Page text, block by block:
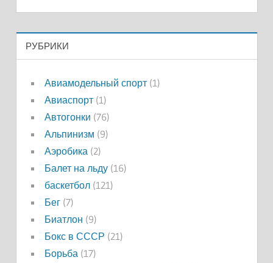
РУБРИКИ
Авиамодельный спорт(1)
Авиаспорт(1)
Автогонки (76)
Альпинизм (9)
Аэробика (2)
Балет на льду(16)
баскетбол(121)
Бег(7)
Биатлон (9)
Бокс в СССР (21)
Борьба (17)